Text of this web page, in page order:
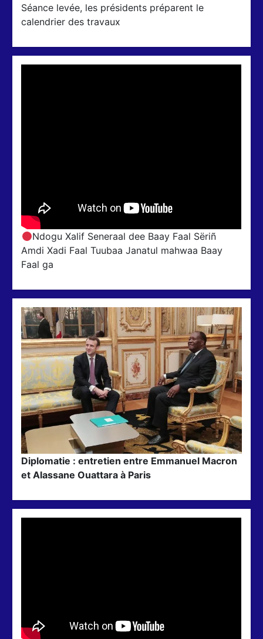
Séance levée, les présidents préparent le
calendrier des travaux
Ndogu Xalif Seneraal dee Baay Faal Sëriñ
Amdi Xadi Faal Tuubaa Janatul mahwaa Baay
Faal ga
Diplomatie : entretien entre Emmanuel Macron
et Alassane Ouattara à Paris